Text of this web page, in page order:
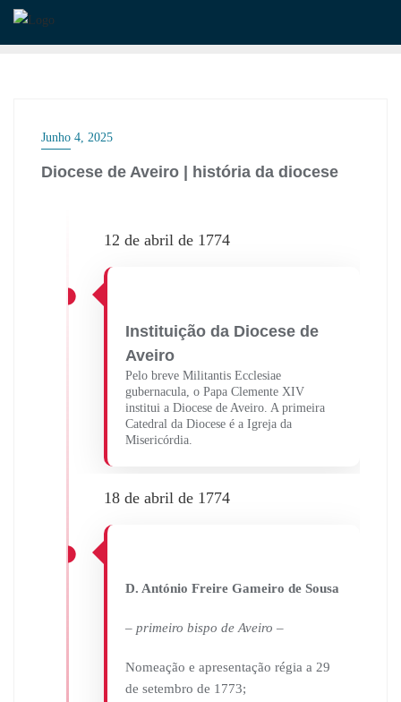
Skip
Junho 4, 2025
Diocese de Aveiro | história da diocese
12 de abril de 1774
Instituição da Diocese de
Aveiro
Pelo breve Militantis Ecclesiae
gubernacula, o Papa Clemente XIV
institui a Diocese de Aveiro. A primeira
Catedral da Diocese é a Igreja da
Misericórdia.
18 de abril de 1774
D. António Freire Gameiro de Sousa
– primeiro bispo de Aveiro –
Nomeação e apresentação régia a 29
de setembro de 1773;